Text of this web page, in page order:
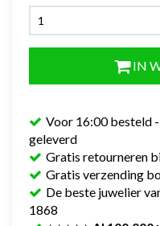
IN
Voor 16:00 besteld
geleverd
Gratis retourneren
Gratis verzending
De beste juwelier
1868